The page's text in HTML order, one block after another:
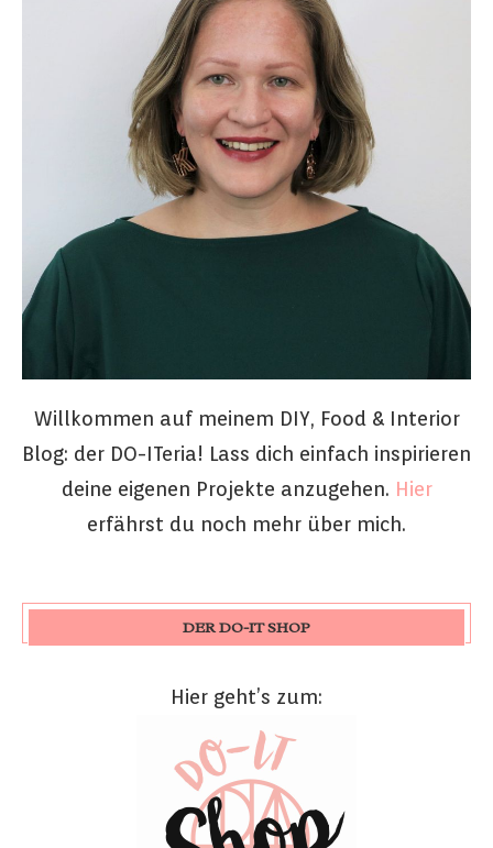
Willkommen auf meinem DIY, Food & Interior
Blog: der DO-ITeria! Lass dich einfach inspirieren
deine eigenen Projekte anzugehen. Hier
erfährst du noch mehr über mich.
DER DO-IT SHOP
Hier geht’s zum: